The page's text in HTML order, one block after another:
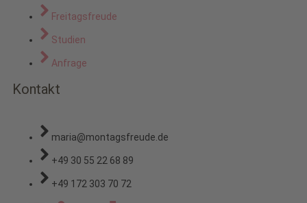
Freitagsfreude
Studien
Anfrage
Kontakt
maria@montagsfreude.de
+49 30 55 22 68 89
+49 172 303 70 72